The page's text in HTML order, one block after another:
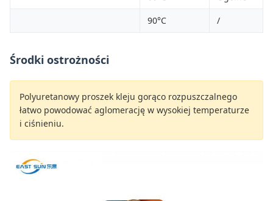
90°C /
Środki ostrożności
Polyuretanowy proszek kleju gorąco rozpuszczalnego
łatwo powodować aglomerację w wysokiej temperaturze
i ciśnieniu.